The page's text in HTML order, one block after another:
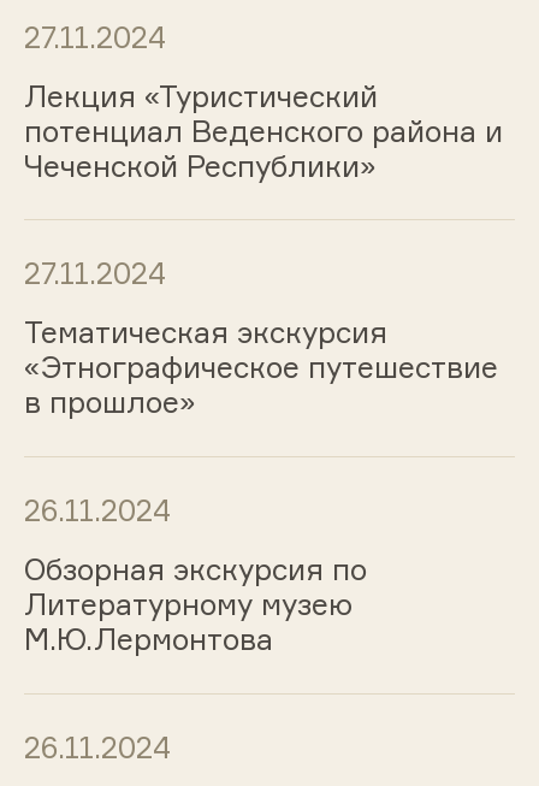
27.11.2024
Лекция «Туристический
потенциал Веденского района и
Чеченской Республики»
27.11.2024
Тематическая экскурсия
«Этнографическое путешествие
в прошлое»
26.11.2024
Обзорная экскурсия по
Литературному музею
М.Ю.Лермонтова
26.11.2024